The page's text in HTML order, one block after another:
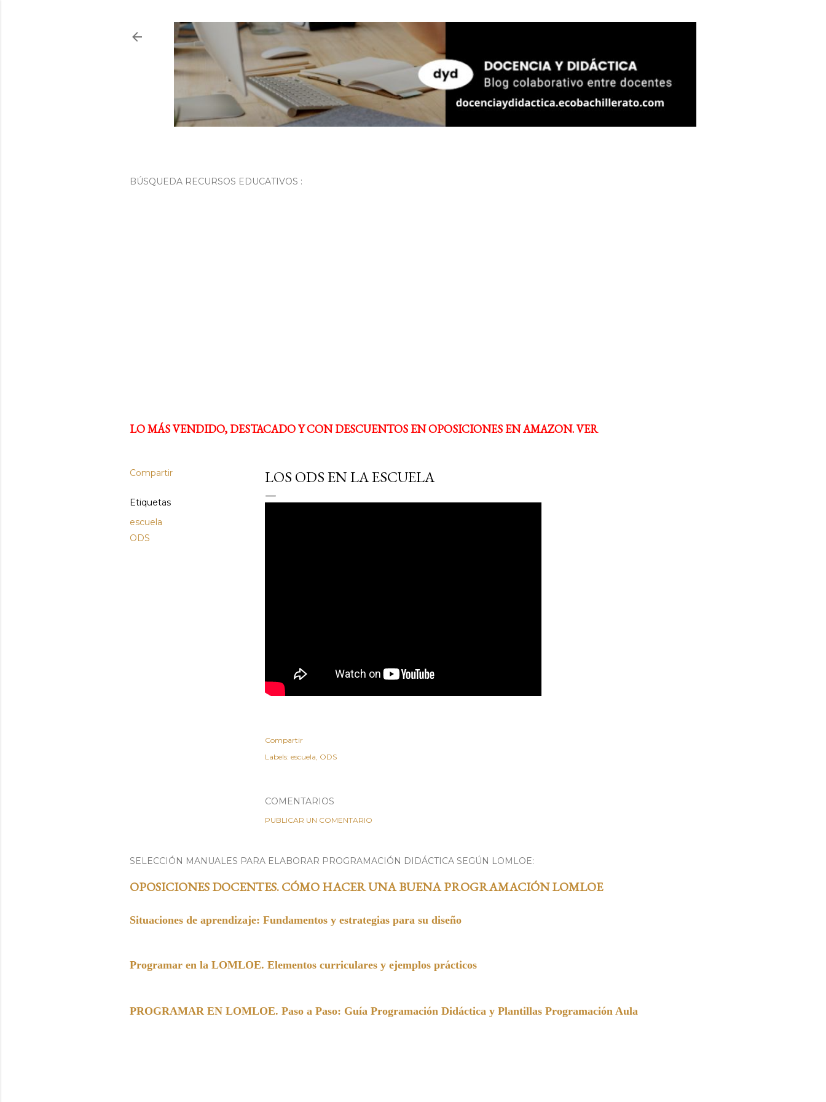
BÚSQUEDA RECURSOS EDUCATIVOS :
LO MÁS VENDIDO, DESTACADO Y CON DESCUENTOS EN OPOSICIONES EN AMAZON. VER
Compartir
Etiquetas
escuela
ODS
LOS ODS EN LA ESCUELA
Compartir
Labels: escuela ODS
COMENTARIOS
PUBLICAR UN COMENTARIO
SELECCIÓN MANUALES PARA ELABORAR PROGRAMACIÓN DIDÁCTICA SEGÚN LOMLOE:
OPOSICIONES DOCENTES. CÓMO HACER UNA BUENA PROGRAMACIÓN LOMLOE
Situaciones de aprendizaje: Fundamentos y estrategias para su diseño
Programar en la LOMLOE. Elementos curriculares y ejemplos prácticos
PROGRAMAR EN LOMLOE. Paso a Paso: Guía Programación Didáctica y Plantillas Programación Aula